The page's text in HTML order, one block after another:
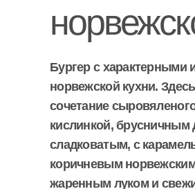
Бургер с характерными
норвежской кухни.
сочетание
кислинкой,
сладковатым, с
коричневым
жаренным луком и